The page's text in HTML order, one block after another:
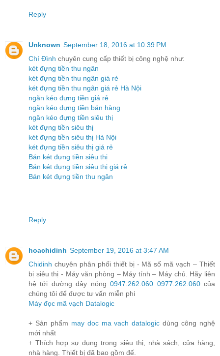
Reply
Unknown September 18, 2016 at 10:39 PM
Chí Đình chuyên cung cấp thiết bị công nghệ như:
két đựng tiền thu ngân
két đựng tiền thu ngân giá rẻ
két đựng tiền thu ngân giá rẻ Hà Nội
ngăn kéo đựng tiền giá rẻ
ngăn kéo đựng tiền bán hàng
ngăn kéo đựng tiền siêu thị
két đựng tiền siêu thị
két đựng tiền siêu thị Hà Nội
két đựng tiền siêu thị giá rẻ
Bán két đựng tiền siêu thị
Bán két đựng tiền siêu thị giá rẻ
Bán két đựng tiền thu ngân
Reply
hoachidinh September 19, 2016 at 3:47 AM
Chidinh chuyên phân phối thiết bị - Mã số mã vạch – Thiết
bị siêu thị - Máy văn phòng – Máy tính – Máy chủ. Hãy liên
hệ tới đường dây nóng0947.262.060 0977.262.060của
chúng tôi để được tư vấn miễn phi
Máy đọc mã vạch Datalogic
+ Sản phẩm may doc ma vach datalogic dùng công nghệ
mới nhất
+ Thích hợp sự dụng trong siêu thị, nhà sách, cửa hàng,
nhà hàng. Thiết bị đã bao gồm đế.